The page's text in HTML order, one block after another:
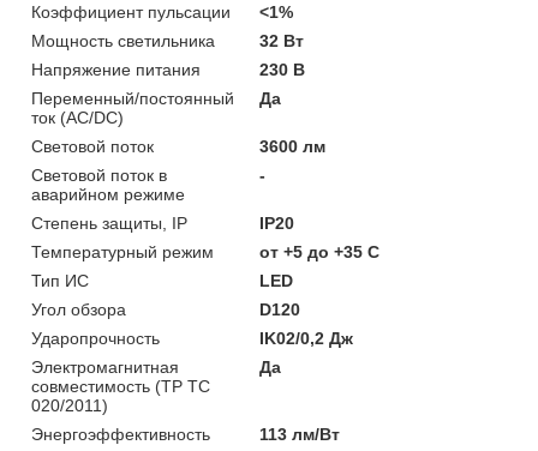
Коэффициент пульсации
<1%
Мощность светильника
32 Вт
Напряжение питания
230 В
Переменный/постоянный
ток (AC/DC)
Да
Световой поток
3600 лм
Световой поток в
аварийном режиме
-
Степень защиты, IP
IP20
Температурный режим
от +5 до +35 C
Тип ИС
LED
Угол обзора
D120
Ударопрочность
IK02/0,2 Дж
Электромагнитная
совместимость (ТР ТС
020/2011)
Да
Энергоэффективность 113 лм/Вт